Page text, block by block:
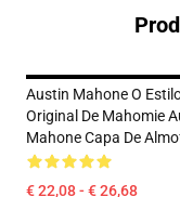
Austin Mahone O
Original De Mahomie
Mahone Capa De
€ 22,08 - € 26,68